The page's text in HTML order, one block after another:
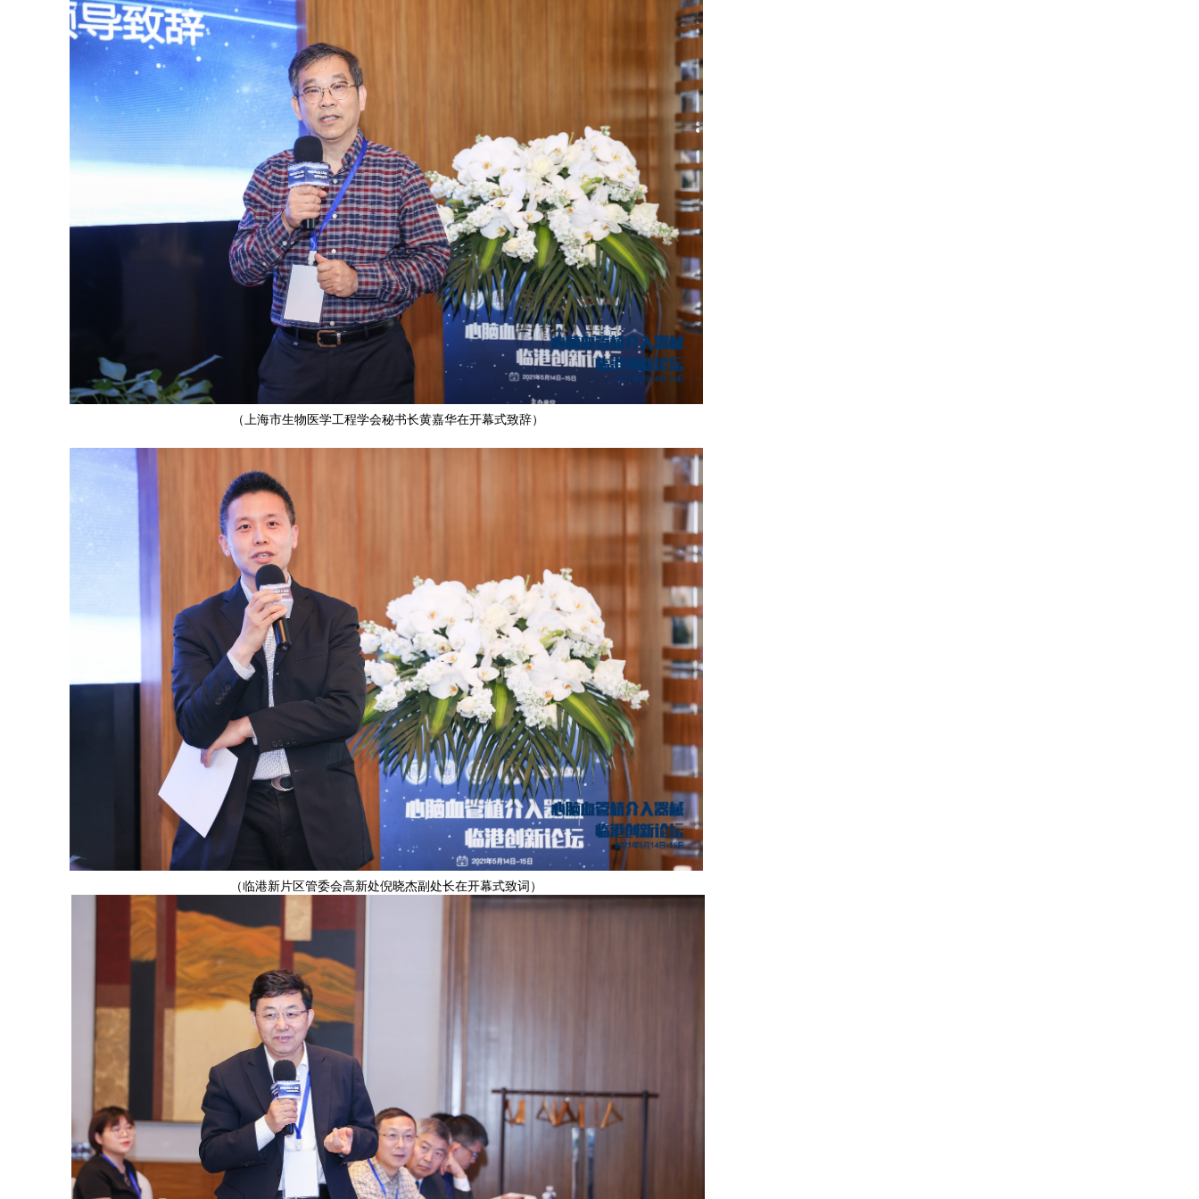
（上海市生物医学工程学会秘书长黄嘉华在开幕式致辞）
（临港新片区管委会高新处倪晓杰副处长在开幕式致词）